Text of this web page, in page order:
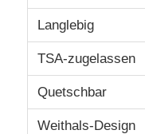
Silikon-
Silikon-Faltbecher
Küchenprodukte
Langlebig
TSA-zugelassen
Quetschbar
Weithals-Design